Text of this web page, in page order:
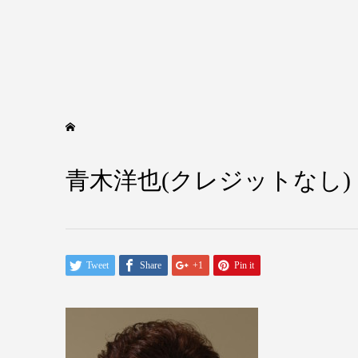
青木洋也(クレジットなし)
Tweet Share +1 Pin it